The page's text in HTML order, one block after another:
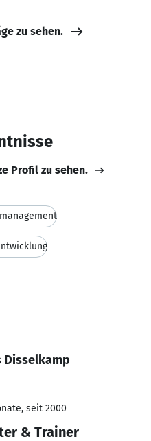
zu sehen.
Profil zu sehen.
Disselkamp
seit 2000
& Trainer